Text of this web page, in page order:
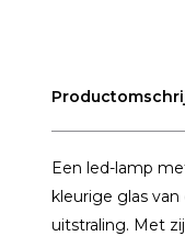
Een led-lamp
kleurige glas
uitstraling. Met